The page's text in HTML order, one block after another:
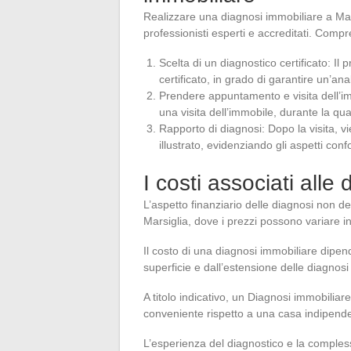
Realizzare una diagnosi immobiliare a
professionisti esperti e accreditati.
Scelta di un diagnostico certificato: Il
certificato, in grado di garantire
Prendere appuntamento e visita
una visita dell’immobile, durante la
Rapporto di diagnosi: Dopo la visita,
illustrato, evidenziando gli aspetti
I costi associati alle
L’aspetto finanziario delle diagnosi non
Marsiglia, dove i prezzi possono variare
Il costo di una diagnosi immobiliare
superficie e dall’estensione delle
A titolo indicativo, un Diagnosi
conveniente rispetto a una casa
L’esperienza del diagnostico e la